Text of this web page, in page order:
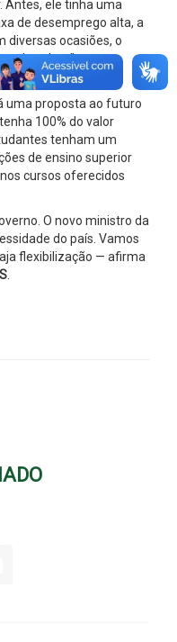
ele tinha uma
de desemprego alta, a
diversas ocasiões, o
voltar "ao
uma proposta ao futuro
100% do valor
tenham um
de ensino superior
cursos oferecidos
O novo ministro da
do país. Vamos
flexibilização — afirma